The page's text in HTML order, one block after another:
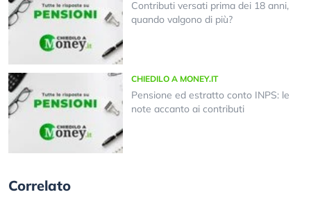
Contributi versati prima dei 18 anni,
quando valgono di più?
CHIEDILO A MONEY.IT
Pensione ed estratto conto INPS: le
note accanto ai contributi
Correlato